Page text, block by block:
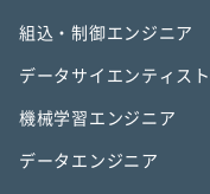
組込・制御エンジニア
データサイエンティスト
機械学習エンジニア
データエンジニア